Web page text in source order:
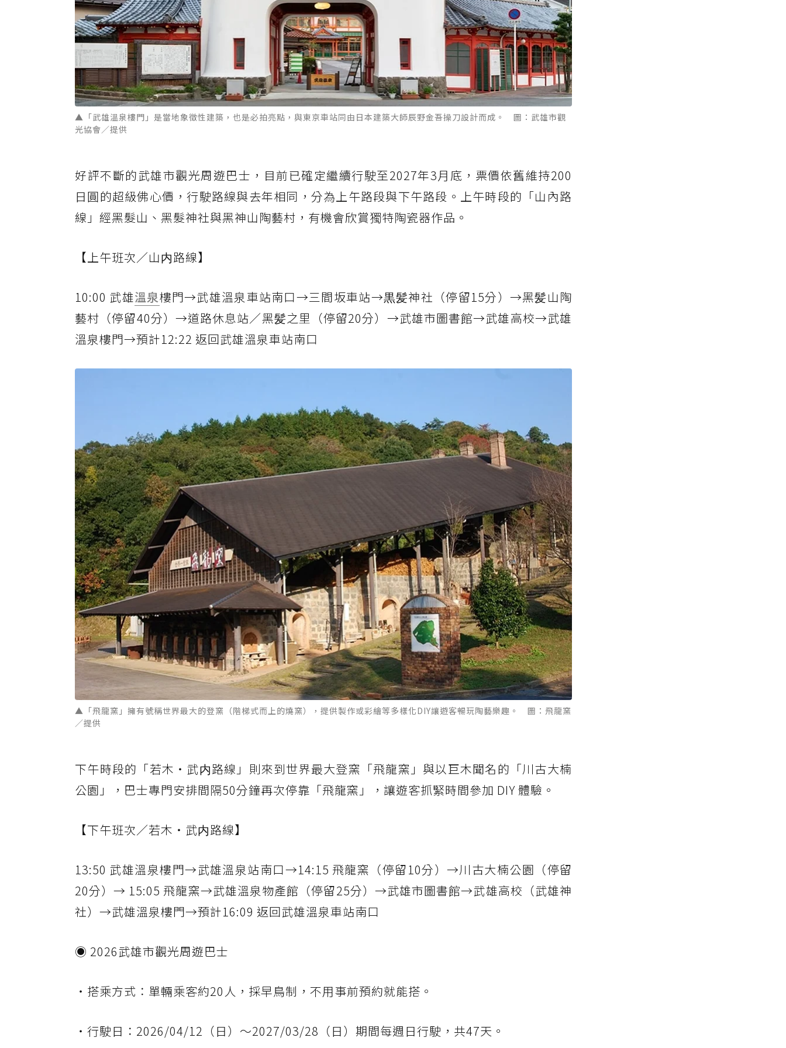
▲「武雄溫泉樓門」是當地象徵性建築，也是必拍亮點，與東京車站同由日本建築大師辰野金吾操刀設計而成。 圖：武雄市觀
光協會／提供
好評不斷的武雄市觀光周遊巴士，目前已確定繼續行駛至2027年3月底，票價依舊維持200
日圓的超級佛心價，行駛路線與去年相同，分為上午路段與下午路段。上午時段的「山內路
線」經黑髮山、黑髮神社與黑神山陶藝村，有機會欣賞獨特陶瓷器作品。
【上午班次／山内路線】
10:00 武雄溫泉樓門→武雄溫泉車站南口→三間坂車站→黒髪神社（停留15分）→黑髪山陶
藝村（停留40分）→道路休息站／黑髪之里（停留20分）→武雄市圖書館→武雄高校→武雄
溫泉樓門→預計12:22 返回武雄溫泉車站南口
▲「飛龍窯」擁有號稱世界最大的登窯（階梯式而上的燒窯），提供製作或彩繪等多樣化DIY讓遊客暢玩陶藝樂趣。 圖：飛龍窯
／提供
下午時段的「若木・武内路線」則來到世界最大登窯「飛龍窯」與以巨木聞名的「川古大楠
公園」，巴士專門安排間隔50分鐘再次停靠「飛龍窯」，讓遊客抓緊時間參加 DIY 體驗。
【下午班次／若木・武内路線】
13:50 武雄溫泉樓門→武雄溫泉站南口→14:15 飛龍窯（停留10分）→川古大楠公園（停留
20分）→ 15:05 飛龍窯→武雄溫泉物產館（停留25分）→武雄市圖書館→武雄高校（武雄神
社）→武雄溫泉樓門→預計16:09 返回武雄溫泉車站南口
◉ 2026武雄市觀光周遊巴士
・搭乘方式：單輛乘客約20人，採早鳥制，不用事前預約就能搭。
・行駛日：2026/04/12（日）～2027/03/28（日）期間每週日行駛，共47天。